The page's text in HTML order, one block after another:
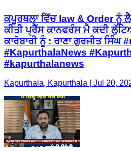
ਕਪੂਰਥਲਾ ਵਿੱਚ law & Order ਨੂੰ
ਕੀਤੀ ਪ੍ਰੈੱਸ ਕਾਨਫਰੰਸ ਮੈ ਕਦੀ
ਕਾਰੋਬਾਰੀ ਨੂੰ : ਰਾਣਾ ਗੁਰਜੀਤ
#KapurthalaNews
#kapurthalanews
Kapurthala, Kapurthala | Jul 20,